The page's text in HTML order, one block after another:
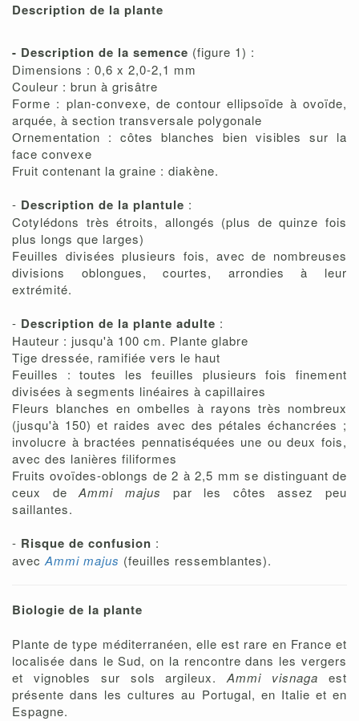
Description de la plante
- Description de la semence (figure 1) :
Dimensions : 0,6 x 2,0-2,1 mm
Couleur : brun à grisâtre
Forme : plan-convexe, de contour ellipsoïde à ovoïde,
arquée, à section transversale polygonale
Ornementation : côtes blanches bien visibles sur la
face convexe
Fruit contenant la graine : diakène.
- Description de la plantule :
Cotylédons très étroits, allongés (plus de quinze fois
plus longs que larges)
Feuilles divisées plusieurs fois, avec de nombreuses
divisions oblongues, courtes, arrondies à leur
extrémité.
- Description de la plante adulte :
Hauteur : jusqu'à 100 cm. Plante glabre
Tige dressée, ramifiée vers le haut
Feuilles : toutes les feuilles plusieurs fois finement
divisées à segments linéaires à capillaires
Fleurs blanches en ombelles à rayons très nombreux
(jusqu'à 150) et raides avec des pétales échancrées ;
involucre à bractées pennatiséquées une ou deux fois,
avec des lanières filiformes
Fruits ovoïdes-oblongs de 2 à 2,5 mm se distinguant de
ceux deAmmi majus par les côtes assez peu
saillantes.
- Risque de confusion :
avecAmmi majus (feuilles ressemblantes).
Biologie de la plante
Plante de type méditerranéen, elle est rare en France et
localisée dans le Sud, on la rencontre dans les vergers
et vignobles sur sols argileux.Ammi visnaga est
présente dans les cultures au Portugal, en Italie et en
Espagne.